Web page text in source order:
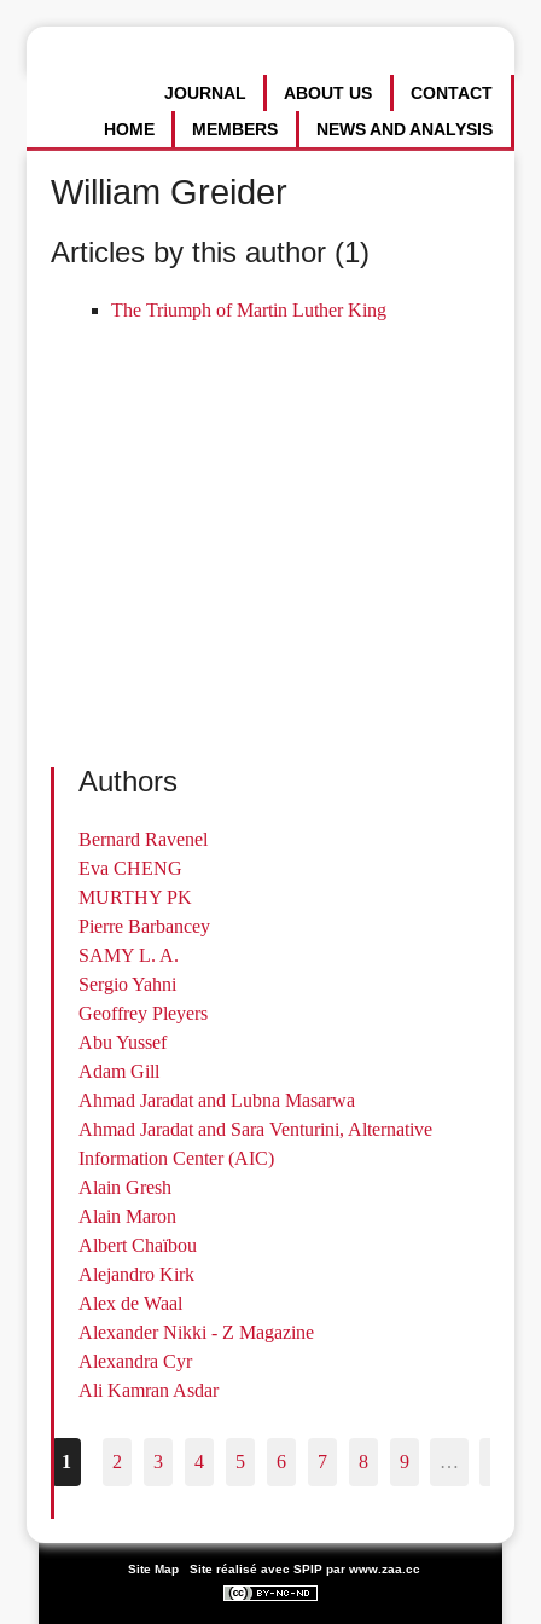
CONTACT
ABOUT US
JOURNAL
NEWS AND ANALYSIS
MEMBERS
HOME
William Greider
Articles by this author (1)
The Triumph of Martin Luther King
Authors
Bernard Ravenel
Eva CHENG
MURTHY PK
Pierre Barbancey
SAMY L. A.
Sergio Yahni
Geoffrey Pleyers
Abu Yussef
Adam Gill
Ahmad Jaradat and Lubna Masarwa
Ahmad Jaradat and Sara Venturini, Alternative
Information Center (AIC)
Alain Gresh
Alain Maron
Albert Chaïbou
Alejandro Kirk
Alex de Waal
Alexander Nikki - Z Magazine
Alexandra Cyr
Ali Kamran Asdar
1 2 3 4 5 6 7 8 9 …
Site Map Site réalisé avec SPIP par www.zaa.cc